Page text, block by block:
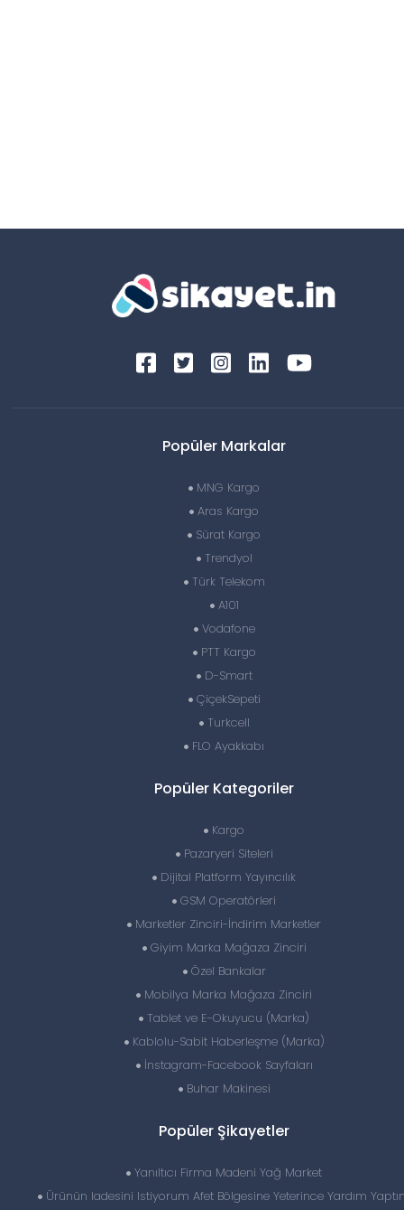
Popüler Markalar
MNG Kargo
Aras Kargo
Sürat Kargo
Trendyol
Türk Telekom
A101
Vodafone
PTT Kargo
D-Smart
ÇiçekSepeti
Turkcell
FLO Ayakkabı
Popüler Kategoriler
Kargo
Pazaryeri Siteleri
Dijital Platform Yayıncılık
GSM Operatörleri
Marketler Zinciri-İndirim Marketler
Giyim Marka Mağaza Zinciri
Özel Bankalar
Mobilya Marka Mağaza Zinciri
Tablet ve E-Okuyucu (Marka)
Kablolu-Sabit Haberleşme (Marka)
İnstagram-Facebook Sayfaları
Buhar Makinesi
Popüler Şikayetler
Yanıltıcı Firma Madeni Yağ Market
Ürünün Iadesini Istiyorum Afet Bölgesine Yeterince Yardım